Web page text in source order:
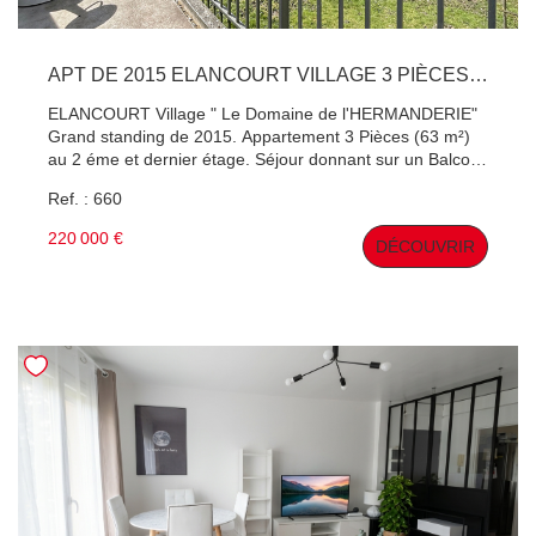
APT DE 2015 ELANCOURT VILLAGE 3 PIÈCES 63 M²
ELANCOURT Village " Le Domaine de l'HERMANDERIE"
Grand standing de 2015. Appartement 3 Pièces (63 m²)
au 2 éme et dernier étage. Séjour donnant sur un Balcon
meublée ouverte sur le séjour. 2 Chambres avec
Place de parking couverte privée. 1 Place de parking
Ref. : 660
220 000 € DÉCOUVRIR